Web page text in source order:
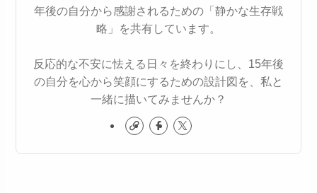
年後の自分から感謝されるための「静かな生存戦
略」を共有しています。
反応的な不安に怯える日々を終わりにし、15年後
の自分を心から笑顔にするための設計図を、私と
一緒に描いてみませんか？